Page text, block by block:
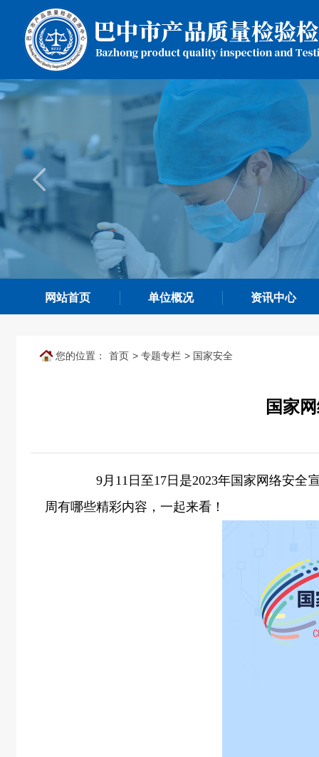
网站首页 单位概况 资讯中心
您的位置： 首页 > 专题专栏 > 国家安全
国家
9月11日至17日是2023年国家网络安全宣
周有哪些精彩内容，一起来看！